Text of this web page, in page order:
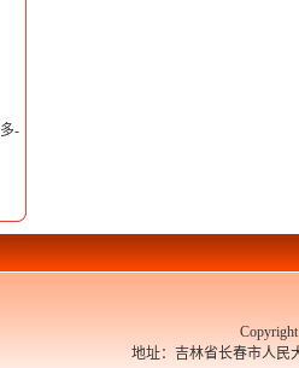
-
Copyright 东
地址：吉林省长春市人民